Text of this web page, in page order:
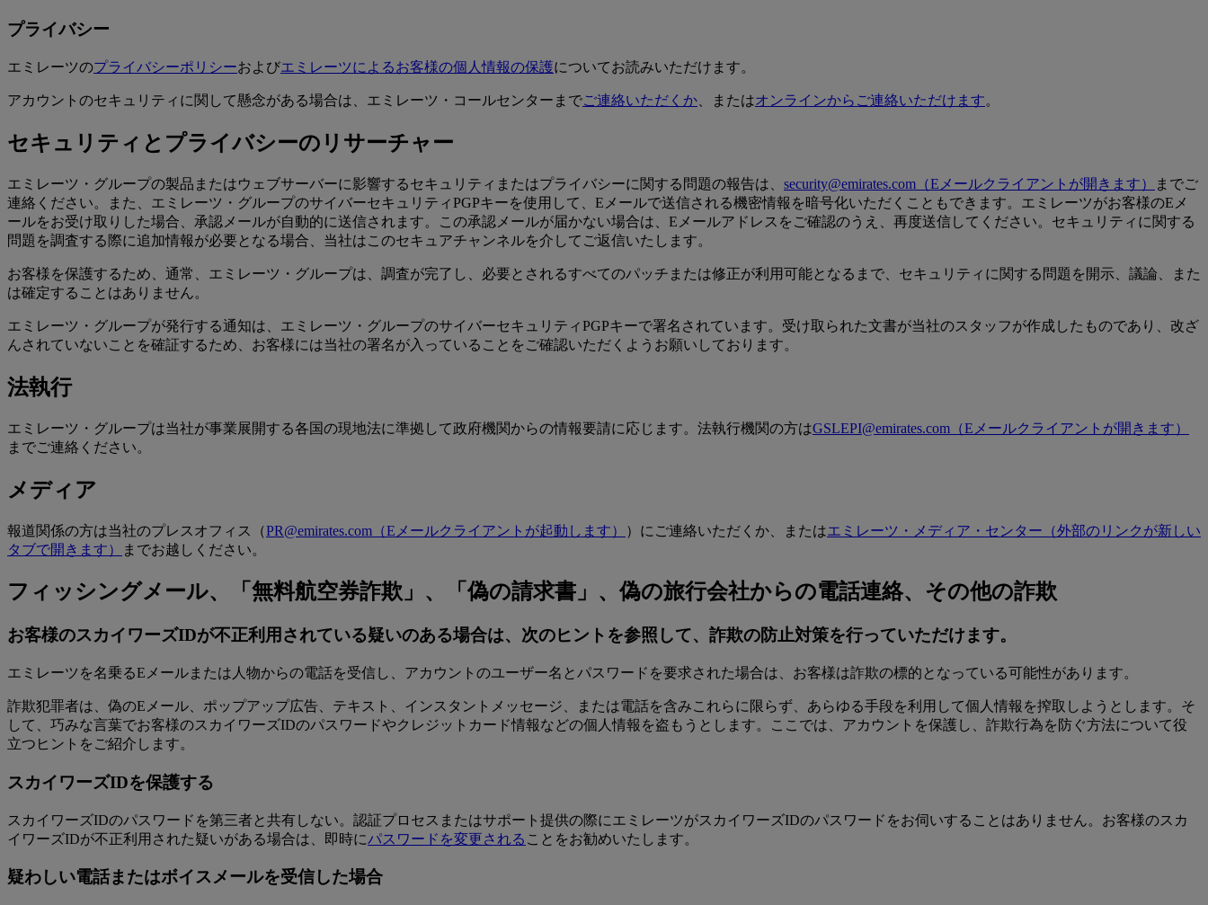
プライバシー
エミレーツのプライバシーポリシーおよびエミレーツによるお客様の個人情報の保護についてお読みいただけます。
アカウントのセキュリティに関して懸念がある場合は、エミレーツ・コールセンターまでご連絡いただくか 、またはオンラインからご連絡いただけます。
セキュリティとプライバシーのリサーチャー
エミレーツ・グループの製品またはウェブサーバーに影響するセキュリティまたはプライバシーに関する問題の報告は、 security@emirates.com （Eメールクライアントが開きます）
までご
連絡ください。また、エミレーツ・グループのサイバーセキュリティPGPキーを使用して、Eメールで送信される機密情報を暗号化いただくこともできます。エミレーツがお客様のEメ
ールをお受け取りした場合、承認メールが自動的に送信されます。この承認メールが届かない場合は、Eメールアドレスをご確認のうえ、再度送信してください。セキュリティに関する
問題を調査する際に追加情報が必要となる場合、当社はこのセキュアチャンネルを介してご返信いたします。
お客様を保護するため、通常、エミレーツ・グループは、調査が完了し、必要とされるすべてのパッチまたは修正が利用可能となるまで、セキュリティに関する問題を開示、議論、また
は確定することはありません。
エミレーツ・グループが発行する通知は、エミレーツ・グループのサイバーセキュリティPGPキーで署名されています。受け取られた文書が当社のスタッフが作成したものであり、改ざ
んされていないことを確証するため、お客様には当社の署名が入っていることをご確認いただくようお願いしております。
法執行
エミレーツ・グループは当社が事業展開する各国の現地法に準拠して政府機関からの情報要請に応じます。法執行機関の方はGSLEPI@emirates.com （Eメールクライアントが開きます）
までご連絡ください。
メディア
報道関係の方は当社のプレスオフィス（PR@emirates.com （Eメールクライアントが起動します） ）にご連絡いただくか、またはエミレーツ・メディア・センター （外部のリンクが新しい
タブで開きます）
までお越しください。
フィッシングメール、「無料航空券詐欺」、「偽の請求書」、偽の旅行会社からの電話連絡、その他の詐欺
お客様のスカイワーズIDが不正利用されている疑いのある場合は、次のヒントを参照して、詐欺の防止対策を行っていただけます。
エミレーツを名乗るEメールまたは人物からの電話を受信し、アカウントのユーザー名とパスワードを要求された場合は、お客様は詐欺の標的となっている可能性があります。
詐欺犯罪者は、偽のEメール、ポップアップ広告、テキスト、インスタントメッセージ、または電話を含みこれらに限らず、あらゆる手段を利用して個人情報を搾取しようとします。そ
して、巧みな言葉でお客様のスカイワーズIDのパスワードやクレジットカード情報などの個人情報を盗もうとします。ここでは、アカウントを保護し、詐欺行為を防ぐ方法について役
立つヒントをご紹介します。
スカイワーズIDを保護する
スカイワーズIDのパスワードを第三者と共有しない。認証プロセスまたはサポート提供の際にエミレーツがスカイワーズIDのパスワードをお伺いすることはありません。お客様のスカ
イワーズIDが不正利用された疑いがある場合は、即時にパスワードを変更される ことをお勧めいたします。
疑わしい電話またはボイスメールを受信した場合